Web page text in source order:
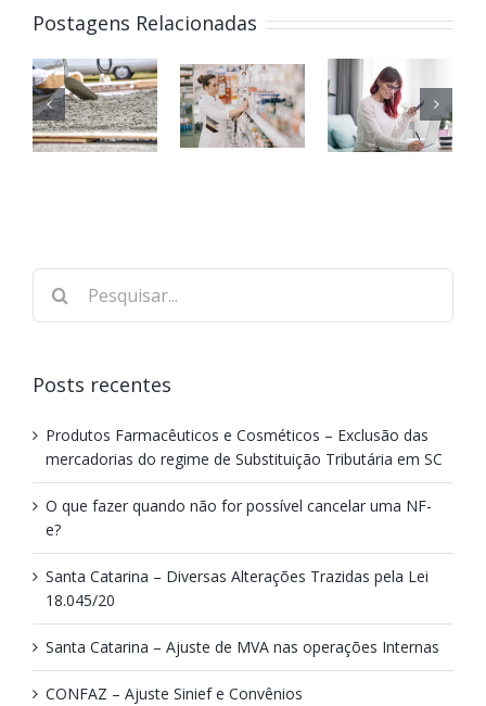
Postagens Relacionadas
Posts recentes
Produtos Farmacêuticos e Cosméticos – Exclusão das
mercadorias do regime de Substituição Tributária em SC
O que fazer quando não for possível cancelar uma NF-
e?
Santa Catarina – Diversas Alterações Trazidas pela Lei
18.045/20
Santa Catarina – Ajuste de MVA nas operações Internas
CONFAZ – Ajuste Sinief e Convênios